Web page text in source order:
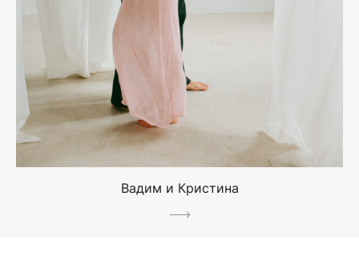
Вадим и Кристина